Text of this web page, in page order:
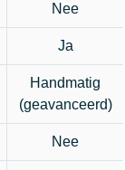
Nee
Ja
Handmatig
(geavanceerd)
Nee